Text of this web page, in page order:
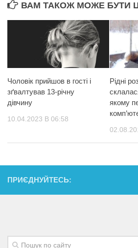
ВАМ ТАКОЖ МОЖЕ БУТИ
Чоловік прийшов в гості і
зґвалтував 13-річну
дівчину
10.04.2023 В 06:58
Рідні
якому
ПРИЄДНУЙТЕСЬ: